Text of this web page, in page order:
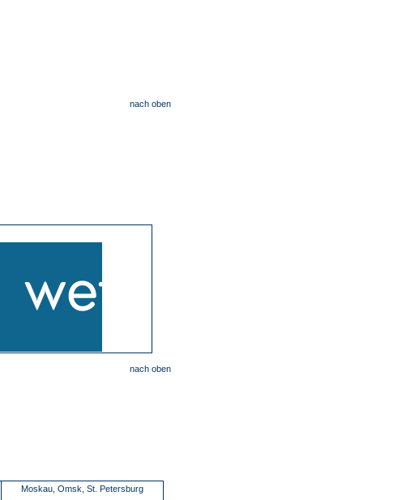
nach oben
nach oben
Moskau, Omsk, St. Petersburg